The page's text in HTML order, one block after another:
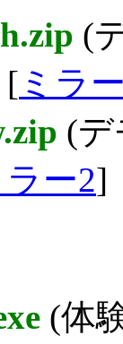
(
ミラ
(
ラー2]
(体